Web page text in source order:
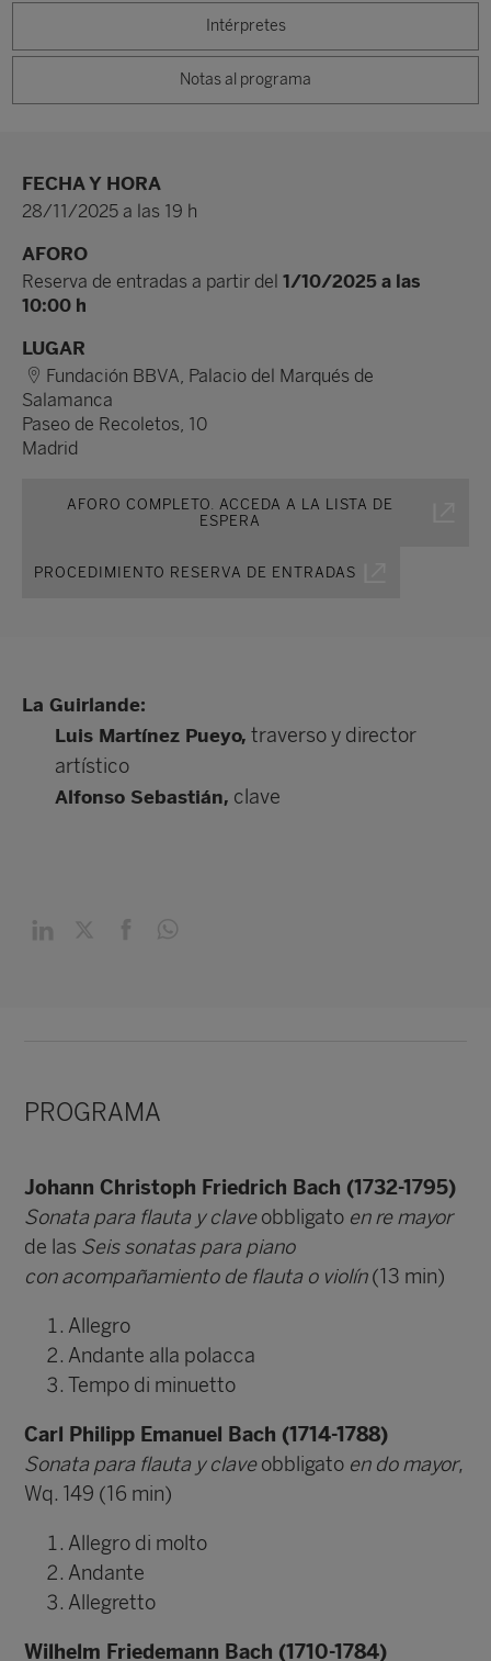
Intérpretes
Notas al programa
FECHA Y HORA
28/11/2025 a las 19 h
AFORO
Reserva de entradas a partir del 1/10/2025 a las
10:00 h
LUGAR
Fundación BBVA, Palacio del Marqués de
Salamanca
Paseo de Recoletos, 10
Madrid
AFORO COMPLETO. ACCEDA A LA LISTA DE
ESPERA
PROCEDIMIENTO RESERVA DE ENTRADAS
La Guirlande:
Luis Martínez Pueyo, traverso y director
artístico
Alfonso Sebastián, clave
PROGRAMA
Johann Christoph Friedrich Bach (1732-1795)
Sonata para flauta y claveobbligato en re mayor
de las Seis sonatas para piano
conacompañamiento de flauta o violín(13 min)
Allegro
Andante alla polacca
Tempo di minuetto
Carl Philipp Emanuel Bach (1714-1788)
Sonata para flauta y claveobbligato en do mayor,
Wq. 149 (16 min)
Allegro di molto
Andante
Allegretto
Wilhelm Friedemann Bach (1710-1784)